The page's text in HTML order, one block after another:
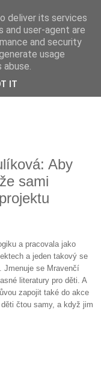
Aby
sami
a pracovala jako
a jeden takový se
Jmenuje se Mravenčí
literatury pro děti. A
zapojit také do akce
čtou samy, a když jim
deliver its services
and user-agent are
and security
usage
IT